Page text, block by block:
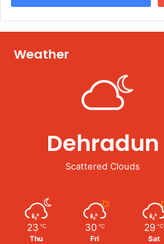
Weather
Dehradun
Scattered Clouds
23 ℃
Thu
30 ℃
Fri
29 ℃
Sat